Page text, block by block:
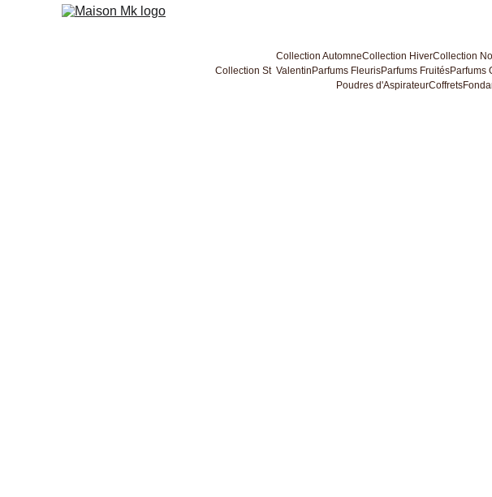
Collection AutomneCollection HiverCollection
Collection St  ValentinParfums FleurisParfums FruitésParfums
Poudres d'AspirateurCoffrets